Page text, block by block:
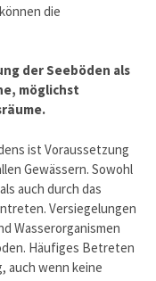
die
der Seeböden als
möglichst
ist Voraussetzung
Gewässern. Sowohl
auch durch das
Versiegelungen
Wasserorganismen
Häufiges Betreten
auch wenn keine